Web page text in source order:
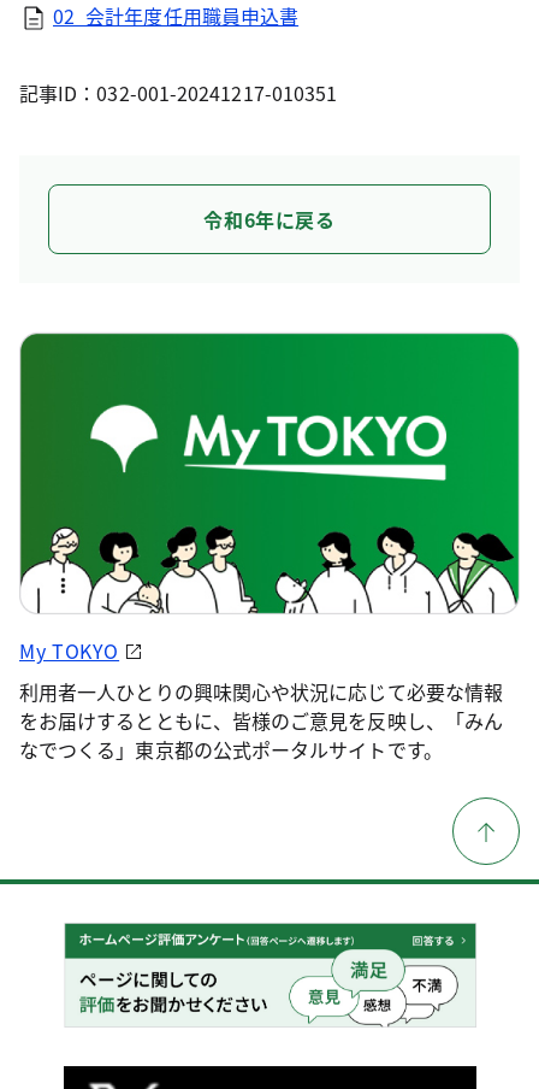
02_会計年度任用職員申込書
記事ID：032-001-20241217-010351
令和6年に戻る
My TOKYO
利用者一人ひとりの興味関心や状況に応じて必要な情報
をお届けするとともに、皆様のご意見を反映し、「みん
なでつくる」東京都の公式ポータルサイトです。